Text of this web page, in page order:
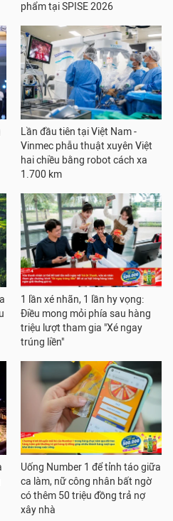
phẩm tại SPISE 2026
Lần đầu tiên tại Việt Nam -
Vinmec phẫu thuật xuyên Việt
hai chiều bằng robot cách xa
1.700 km
1 lần xé nhãn, 1 lần hy vọng:
Điều mong mỏi phía sau hàng
triệu lượt tham gia "Xé ngay
trúng liền"
Uống Number 1 để tỉnh táo giữa
ca làm, nữ công nhân bất ngờ
có thêm 50 triệu đồng trả nợ
xây nhà